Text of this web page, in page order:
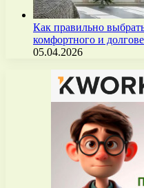
Как правильно
комфортного и
05.04.2026